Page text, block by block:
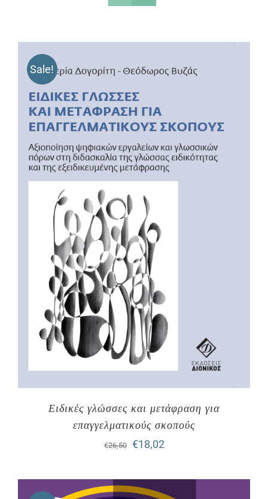
Sale!
Ειδικές γλώσσες και μετάφραση για
επαγγελματικούς σκοπούς
€26,50
Original
was:
€18,02Η